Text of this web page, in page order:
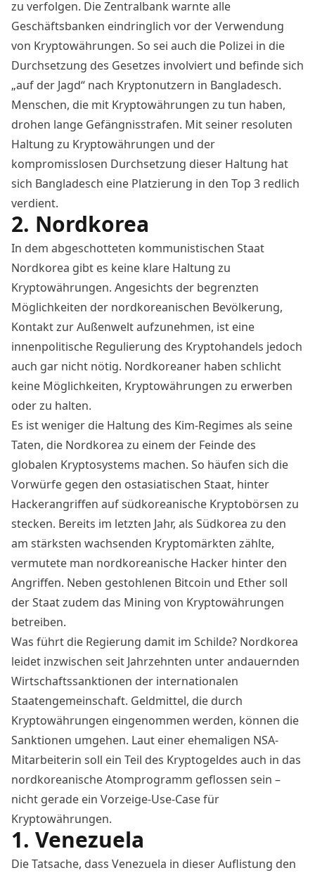
zu verfolgen. Die Zentralbank warnte alle
Geschäftsbanken eindringlich vor der Verwendung
von Kryptowährungen. So sei auch die Polizei in die
Durchsetzung des Gesetzes involviert und befinde sich
„auf der Jagd“ nach Kryptonutzern in Bangladesch.
Menschen, die mit Kryptowährungen zu tun haben,
drohen lange Gefängnisstrafen. Mit seiner resoluten
Haltung zu Kryptowährungen und der
kompromisslosen Durchsetzung dieser Haltung hat
sich Bangladesch eine Platzierung in den Top 3 redlich
verdient.
2. Nordkorea
In dem abgeschotteten kommunistischen Staat
Nordkorea gibt es keine klare Haltung zu
Kryptowährungen. Angesichts der begrenzten
Möglichkeiten der nordkoreanischen Bevölkerung,
Kontakt zur Außenwelt aufzunehmen, ist eine
innenpolitische Regulierung des Kryptohandels jedoch
auch gar nicht nötig. Nordkoreaner haben schlicht
keine Möglichkeiten, Kryptowährungen zu erwerben
oder zu halten.
Es ist weniger die Haltung des Kim-Regimes als seine
Taten, die Nordkorea zu einem der Feinde des
globalen Kryptosystems machen. So häufen sich die
Vorwürfe gegen den ostasiatischen Staat, hinter
Hackerangriffen auf südkoreanische Kryptobörsen zu
stecken. Bereits im letzten Jahr, als Südkorea zu den
am stärksten wachsenden Kryptomärkten zählte,
vermutete man nordkoreanische Hacker hinter den
Angriffen. Neben gestohlenen Bitcoin und Ether soll
der Staat zudem das Mining von Kryptowährungen
betreiben.
Was führt die Regierung damit im Schilde? Nordkorea
leidet inzwischen seit Jahrzehnten unter andauernden
Wirtschaftssanktionen der internationalen
Staatengemeinschaft. Geldmittel, die durch
Kryptowährungen eingenommen werden, können die
Sanktionen umgehen. Laut einer ehemaligen NSA-
Mitarbeiterin soll ein Teil des Kryptogeldes auch in das
nordkoreanische Atomprogramm geflossen sein –
nicht gerade ein Vorzeige-Use-Case für
Kryptowährungen.
1. Venezuela
Die Tatsache, dass Venezuela in dieser Auflistung den